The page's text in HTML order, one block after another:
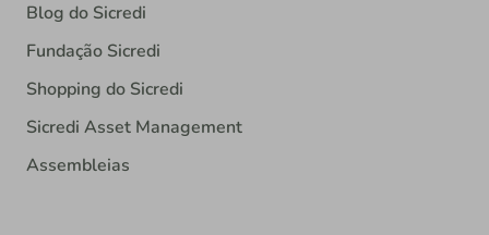
Blog do Sicredi
Fundação Sicredi
Shopping do Sicredi
Sicredi Asset Management
Assembleias